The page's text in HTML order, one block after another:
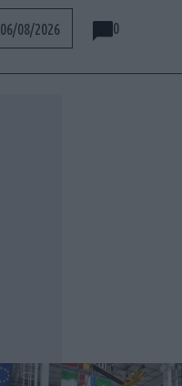
06/08/2026 0